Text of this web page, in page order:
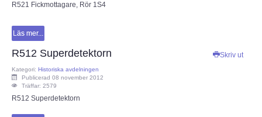
Radioutrustning
Tillbehör
Wireless Set No.19
R521 Fickmottagare, Rör 1S4
Läs mer...
Skriv ut
R512 Superdetektorn
Kategori: Historiska avdelningen
Publicerad 08 november 2012
Träffar: 2579
R512 Superdetektorn